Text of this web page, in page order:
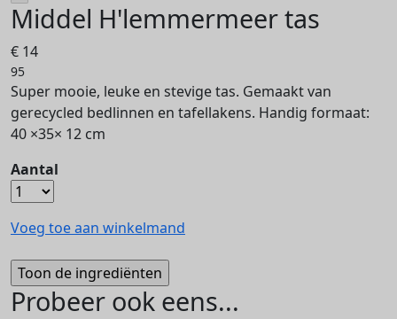
Middel H'lemmermeer tas
€ 14
95
Super mooie, leuke en stevige tas. Gemaakt van
gerecycled bedlinnen en tafellakens. Handig formaat:
40 ×35× 12 cm
Aantal
Voeg toe aan winkelmand
Probeer ook eens...